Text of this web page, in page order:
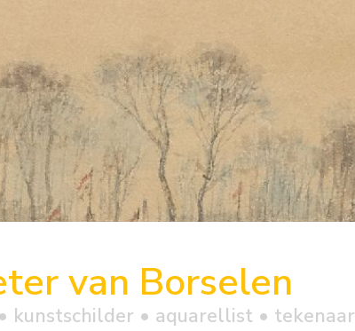
van Borselen
kunstschilder • aquarellist • tekenaar